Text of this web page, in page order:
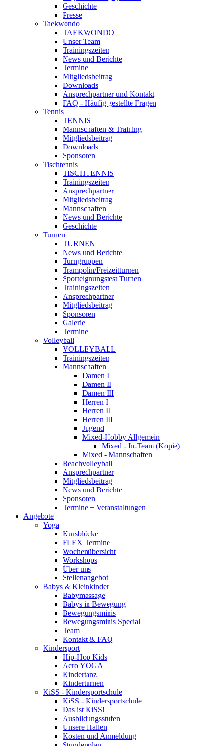
Geschichte
Presse
Taekwondo
TAEKWONDO
Unser Team
Trainingszeiten
News und Berichte
Termine
Mitgliedsbeitrag
Downloads
Ansprechpartner und Kontakt
FAQ - Häufig gestellte Fragen
Tennis
TENNIS
Mannschaften & Training
Mitgliedsbeitrag
Downloads
Sponsoren
Tischtennis
TISCHTENNIS
Trainingszeiten
Ansprechpartner
Mitgliedsbeitrag
Mannschaften
News und Berichte
Geschichte
Turnen
TURNEN
News und Berichte
Turngruppen
Trampolin/Freizeitturnen
Sporteignungstest Turnen
Trainingszeiten
Ansprechpartner
Mitgliedsbeitrag
Sponsoren
Galerie
Termine
Volleyball
VOLLEYBALL
Trainingszeiten
Mannschaften
Damen I
Damen II
Damen III
Herren I
Herren II
Herren III
Jugend
Mixed-Hobby Allgemein
Mixed - In-Team (Kopie)
Mixed - Mannschaften
Beachvolleyball
Ansprechpartner
Mitgliedsbeitrag
News und Berichte
Sponsoren
Termine + Veranstaltungen
Angebote
Yoga
Kursblöcke
FLEX Termine
Wochenübersicht
Workshops
Über uns
Stellenangebot
Babys & Kleinkinder
Babymassage
Babys in Bewegung
Bewegungsminis
Bewegungsminis Special
Team
Kontakt & FAQ
Kindersport
Hip-Hop Kids
Acro YOGA
Kindertanz
Kinderturnen
KiSS - Kindersportschule
KiSS - Kindersportschule
Das ist KiSS!
Ausbildungsstufen
Unsere Hallen
Kosten und Anmeldung